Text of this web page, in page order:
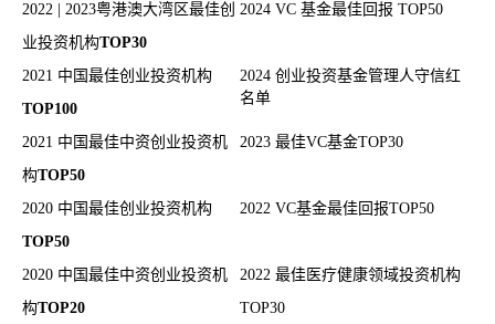
2022 | 2023粤港澳大湾区最佳创
业投资机构TOP30
2024 VC 基金最佳回报 TOP50
2021 中国最佳创业投资机构
TOP100
2024 创业投资基金管理人守信红
名单
2021 中国最佳中资创业投资机
构TOP50
2023 最佳VC基金TOP30
2020 中国最佳创业投资机构
TOP50
2022 VC基金最佳回报TOP50
2020 中国最佳中资创业投资机
构TOP20
2022 最佳医疗健康领域投资机构
TOP30